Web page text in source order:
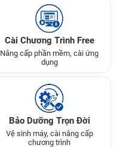
Cài Chương Trình Free
Nâng cấp phần mềm, cài ứng
dụng
Bảo Dưỡng Trọn Đời
Vệ sinh máy, cài nâng cấp
chương trình